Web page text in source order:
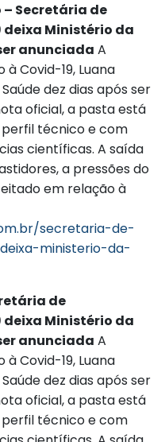
– Secretária de
Ministério da
anunciada A
Covid-19, Luana
dez dias após ser
oficial, a pasta está
técnico e com
científicas. A saída
a pressões do
em relação à
secretaria-de-
ministerio-da-
de
Ministério da
anunciada A
Covid-19, Luana
dez dias após ser
oficial, a pasta está
técnico e com